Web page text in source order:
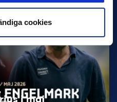
cookies
i maj